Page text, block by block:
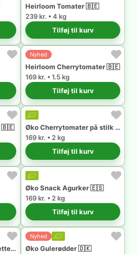
Heirloom Tomater 🇧🇪
239 kr. • 4 kg
Tilføj til kurv
Nyhed
Heirloom Cherrytomater 🇧🇪
169 kr. • 1.5 kg
Tilføj til kurv
🇧🇪
Øko Cherrytomater på stilk 🇪🇸
169 kr. • 2 kg
Tilføj til kurv
Øko Snack Agurker 🇪🇸
169 kr. • 2 kg
Tilføj til kurv
Øko Aubergine & Courgette 🇪🇸
Nyhed
Øko Gulerødder 🇩🇰